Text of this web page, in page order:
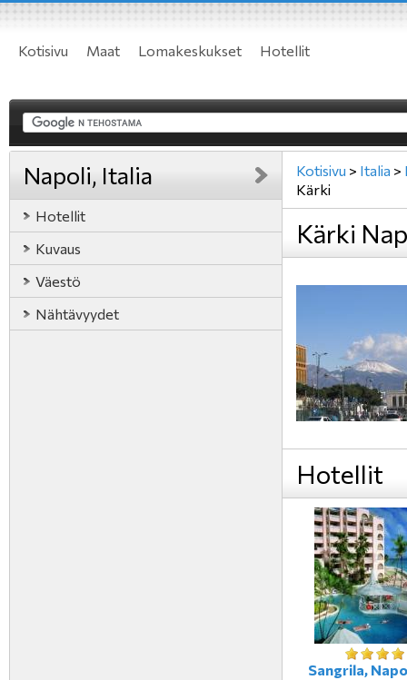
Kotisivu Maat Lomakeskukset Hotellit
Napoli, Italia
Hotellit
Kuvaus
Väestö
Nähtävyydet
Kotisivu > Italia >
Kärki
Kärki
Hotellit
Sangrila,